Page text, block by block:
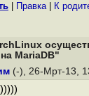
Правка| К
MariaDB"
(-), 26-Мрт-13,